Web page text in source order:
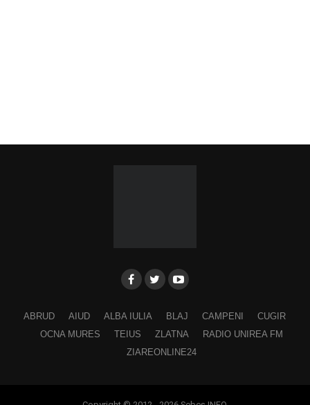
ABRUD AIUD ALBA IULIA BLAJ CAMPENI
CUGIR
OCNA MURES
TEIUS ZLATNA
RADIO UNIREA FM
ZIAREONLINE24